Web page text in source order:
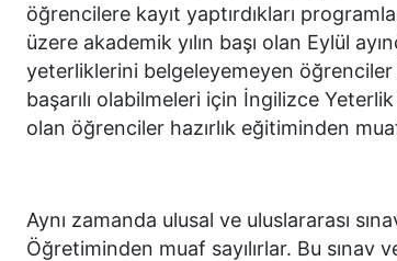
öğrencilere kayıt yaptırdıkları
üzere akademik yılın başı olan Eylül
yeterliklerini belgeleyemeyen
başarılı olabilmeleri için İngilizce
olan öğrenciler hazırlık eğitiminden
Aynı zamanda ulusal ve uluslararası
Öğretiminden muaf sayılırlar. Bu